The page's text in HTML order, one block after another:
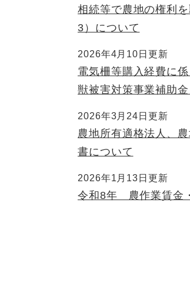
相続等で農地の権利
3）について
2026年4月10日更新
電気柵等購入経費に
獣被害対策事業補助金
2026年3月24日更新
農地所有適格法人、
書について
2026年1月13日更新
令和8年 農作業賃金